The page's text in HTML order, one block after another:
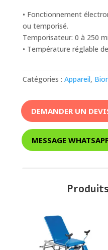
• Fonctionnement
ou temporisé.
Temporisateur: 0 à 250
• Température réglable
Catégories : Appareil,
DEMANDER UN
MESSAGE